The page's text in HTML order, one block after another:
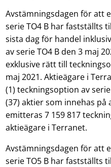
Avstämningsdagen för att
serie TO4 B har fastställts
sista dag för handel
av serie TO4 B den 3 maj
exklusive rätt till
maj 2021. Aktieägare i
(1) teckningsoption av
(37) aktier som innehas
emitteras 7 159 817
aktieägare i Terranet.
Avstämningsdagen för att
serie TO5 B har fastställts